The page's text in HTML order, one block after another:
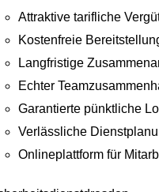
Attraktive tarifliche
Kostenfreie
Langfristige
Echter
Garantierte pünktliche
Verlässliche
Onlineplattform für